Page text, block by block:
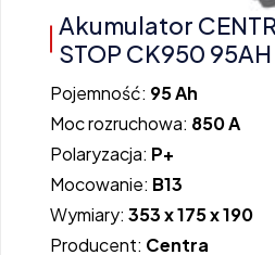
Akumulator
STOP CK950
Pojemność: 95 Ah
Moc rozruchowa: 850 A
Polaryzacja: P+
Mocowanie: B13
Wymiary: 353 x 175 x 190
Producent: Centra